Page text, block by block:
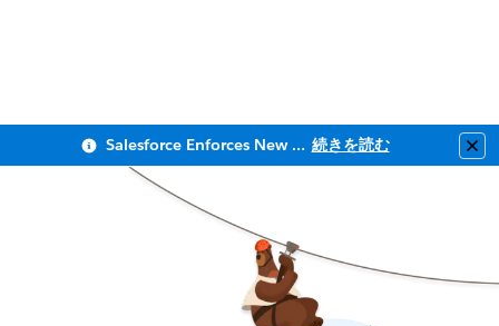
Salesforce Enforces New Security Requirements in Summer 2026 続きを読む